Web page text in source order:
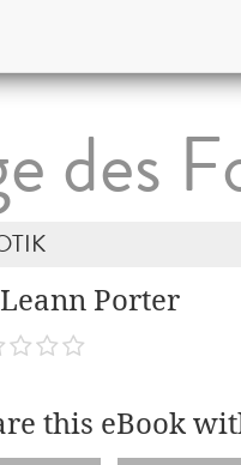
des
Porter
this eBook